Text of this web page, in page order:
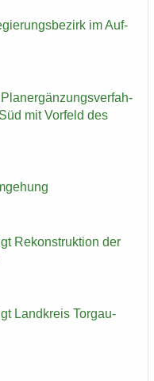
im Auf­
mit Vor­feld des
Re­kon­struk­ti­on der
Land­kreis Torgau-​